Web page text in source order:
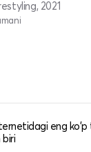
2021
eng ko'p